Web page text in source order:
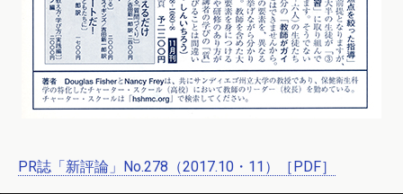
PR誌「新評論」No.278（2017.10・11）［PDF］